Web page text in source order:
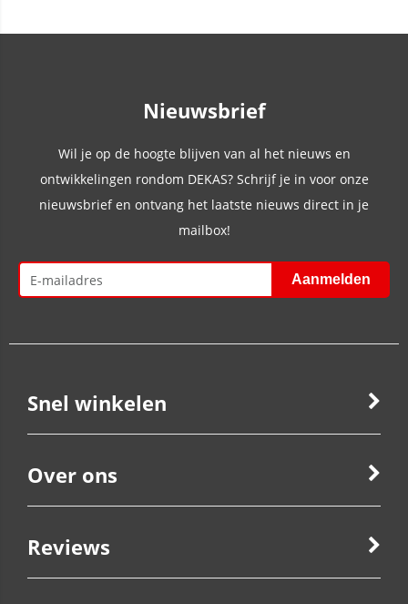
Nieuwsbrief
Wil je op de hoogte blijven van al het nieuws en
ontwikkelingen rondom DEKAS? Schrijf je in voor onze
nieuwsbrief en ontvang het laatste nieuws direct in je
mailbox!
Snel winkelen
Over ons
Reviews